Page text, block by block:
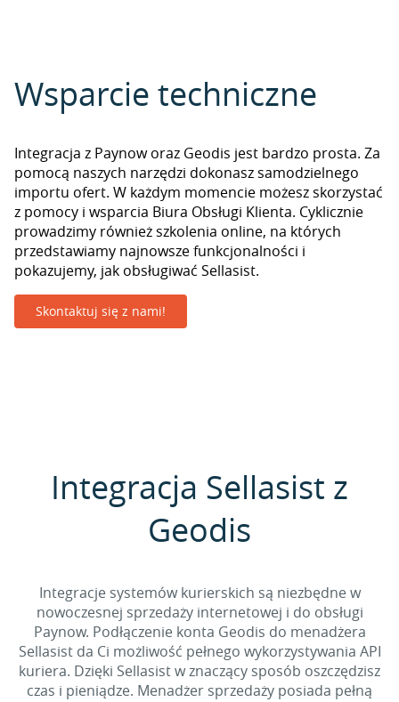
Wsparcie techniczne
Integracja z Paynow oraz Geodis jest bardzo prosta. Za
pomocą naszych narzędzi dokonasz samodzielnego
importu ofert. W każdym momencie możesz skorzystać
z pomocy i wsparcia Biura Obsługi Klienta. Cyklicznie
prowadzimy również szkolenia online, na których
przedstawiamy najnowsze funkcjonalności i
pokazujemy, jak obsługiwać Sellasist.
Skontaktuj się z nami!
Integracja Sellasist z
Geodis
Integracje systemów kurierskich są niezbędne w
nowoczesnej sprzedaży internetowej i do obsługi
Paynow. Podłączenie konta Geodis do menadżera
Sellasist da Ci możliwość pełnego wykorzystywania API
kuriera. Dzięki Sellasist w znaczący sposób oszczędzisz
czas i pieniądze. Menadżer sprzedaży posiada pełną